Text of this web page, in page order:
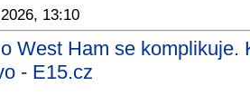
13:10
West Ham se
- E15.cz